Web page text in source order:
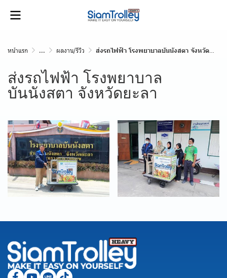
หน้าแรก ... ผลงาน/รีวิว ส่งรถไฟฟ้า โรงพยาบาลบันนังสตา จังหวัดยะลา
ส่งรถไฟฟ้า โรงพยาบาล
บันนังสตา จังหวัดยะลา